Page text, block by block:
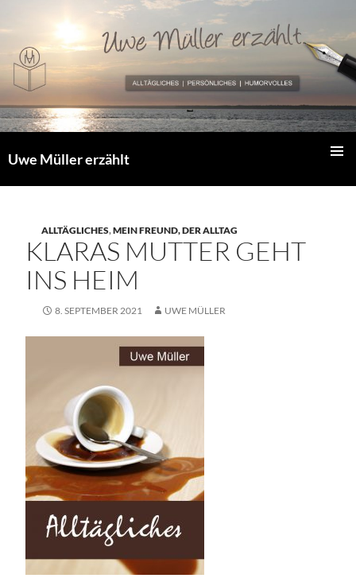
Inhalt
springen
Uwe Müller erzählt
MENÜ
ALLTÄGLICHES,MEIN FREUND, DER ALLTAG
KLARAS MUTTER GEHT
INS HEIM
8. SEPTEMBER 2021 UWE MÜLLER